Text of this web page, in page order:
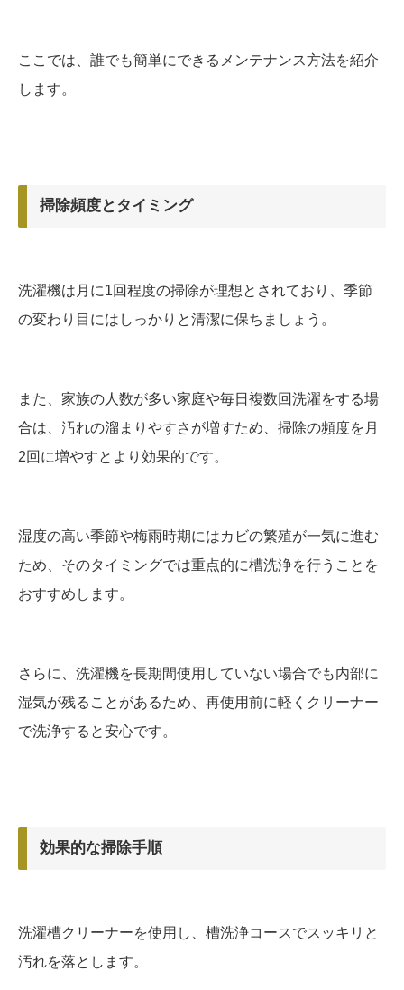
ここでは、誰でも簡単にできるメンテナンス方法を紹介
します。
掃除頻度とタイミング
洗濯機は月に1回程度の掃除が理想とされており、季節
の変わり目にはしっかりと清潔に保ちましょう。
また、家族の人数が多い家庭や毎日複数回洗濯をする場
合は、汚れの溜まりやすさが増すため、掃除の頻度を月
2回に増やすとより効果的です。
湿度の高い季節や梅雨時期にはカビの繁殖が一気に進む
ため、そのタイミングでは重点的に槽洗浄を行うことを
おすすめします。
さらに、洗濯機を長期間使用していない場合でも内部に
湿気が残ることがあるため、再使用前に軽くクリーナー
で洗浄すると安心です。
効果的な掃除手順
洗濯槽クリーナーを使用し、槽洗浄コースでスッキリと
汚れを落とします。